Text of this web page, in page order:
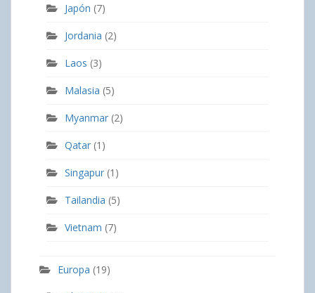
Japón (7)
Jordania (2)
Laos (3)
Malasia (5)
Myanmar (2)
Qatar (1)
Singapur (1)
Tailandia (5)
Vietnam (7)
Europa (19)